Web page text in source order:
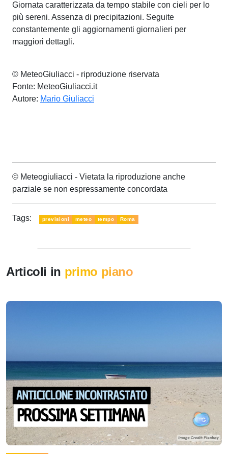
Giornata caratterizzata da tempo stabile con cieli per lo
più sereni. Assenza di precipitazioni. Seguite
constantemente gli aggiornamenti giornalieri per
maggiori dettagli.
© MeteoGiuliacci - riproduzione riservata
Fonte: MeteoGiuliacci.it
Autore: Mario Giuliacci
© Meteogiuliacci - Vietata la riproduzione anche
parziale se non espressamente concordata
Tags: previsioni meteo tempo Roma
Articoli in primo piano